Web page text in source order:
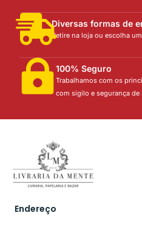
Diversas formas de
Retire na loja ou escolha
100% Seguro
Trabalhamos com os
com sigilo e segurança de
Endereço